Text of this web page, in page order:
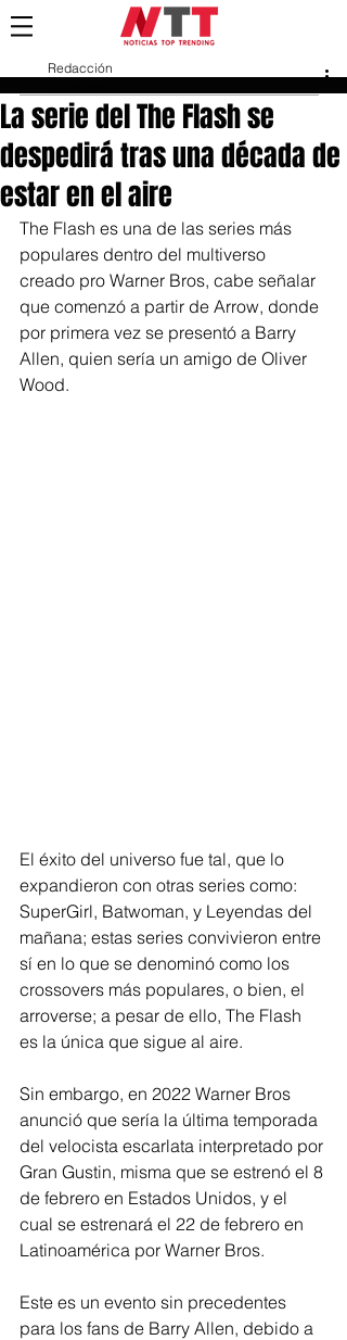
La serie del The Flash se
despedirá tras una década de
estar en el aire
Redacción
The Flash es una de las series más
populares dentro del multiverso
creado pro Warner Bros, cabe señalar
que comenzó a partir de Arrow, donde
por primera vez se presentó a Barry
Allen, quien sería un amigo de Oliver
Wood.
El éxito del universo fue tal, que lo
expandieron con otras series como:
SuperGirl, Batwoman, y Leyendas del
mañana; estas series convivieron entre
sí en lo que se denominó como los
crossovers más populares, o bien, el
arroverse; a pesar de ello, The Flash
es la única que sigue al aire.
Sin embargo, en 2022 Warner Bros
anunció que sería la última temporada
del velocista escarlata interpretado por
Gran Gustin, misma que se estrenó el 8
de febrero en Estados Unidos, y el
cual se estrenará el 22 de febrero en
Latinoamérica por Warner Bros.
Este es un evento sin precedentes
para los fans de Barry Allen, debido a